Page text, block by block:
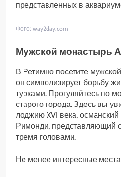
представленных в
Фото: way2day.com
Мужской монастырь
В Ретимно посетите
он символизирует борьбу
турками. Прогуляйтесь по
старого города. Здесь вы
лоджию XVI века,
Римонди, представляющий
тремя головами.
Не менее интересные